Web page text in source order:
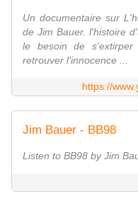
Un documentaire sur
de Jim Bauer. l'histoire
le besoin de
retrouver l'innocence ...
https://
Jim Bauer - BB98
Listen to BB98 by Jim